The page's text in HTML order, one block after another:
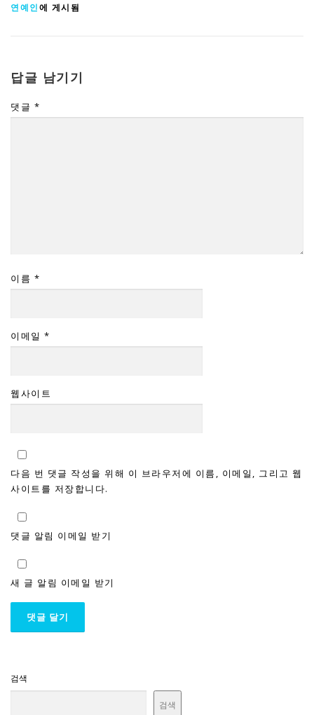
연예인에 게시됨
답글 남기기
댓글 *
이름 *
이메일 *
웹사이트
다음 번 댓글 작성을 위해 이 브라우저에 이름, 이메일, 그리고 웹
사이트를 저장합니다.
댓글 알림 이메일 받기
새 글 알림 이메일 받기
검색
검색